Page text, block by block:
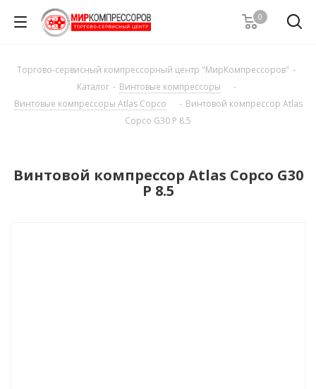
0
Торгово-сервисный компрессорный центр "МирКомпрессоров" -
Каталог - Винтовые компрессоры
-
Винтовые компрессоры Atlas Copco
- Винтовой компрессор Atlas
Copco G30 P 8.5
Винтовой компрессор Atlas Copco G30
P 8.5